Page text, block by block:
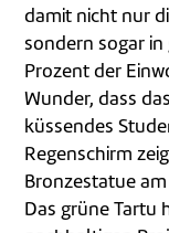
damit nicht nur
sondern sogar
Prozent der
Wunder, dass
küssendes
Regenschirm
Bronzestatue
Das grüne Tartu